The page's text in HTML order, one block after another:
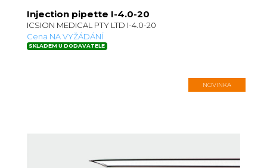
Injection pipette I-4.0-20
ICSION MEDICAL PTY LTD I-4.0-20
Cena NA VYŽÁDÁNÍ
SKLADEM U DODAVATELE
NOVINKA